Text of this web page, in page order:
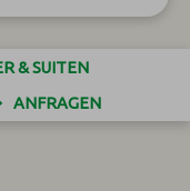
& SUITEN
ANFRAGEN